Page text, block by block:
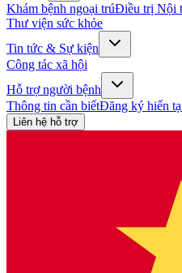
Khám bệnh ngoại trúĐiều trị Nội
Thư viện sức khỏe
Tin tức & Sự kiện
Công tác xã hội
Hỗ trợ người bệnh
Thông tin cần biếtĐăng ký hiến
Liên hệ hỗ trợ